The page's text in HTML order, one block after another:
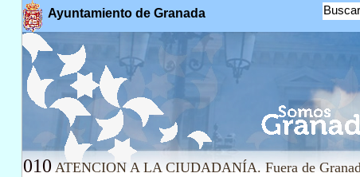
Ayuntamiento de Granada Buscar
010 ATENCION A LA CIUDADANÍA. Fuera de